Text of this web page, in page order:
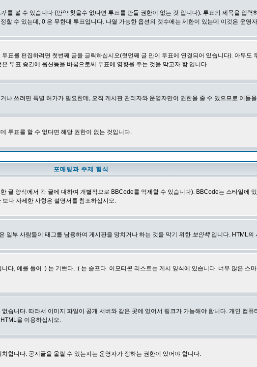
를 볼 수 있습니다 (만약 찾을수 없다면 투표를 만들 권한이 없는 것 입니다). 투표의 제목을 입력
할 수 있는데, 0 은 무한대 투표입니다. 나열 가능한 옵션의 갯수에는 제한이 있는데 이것은 운영
표를 편집하려면 첫번째 글을 글릭하십시오(첫먼째 글 만이 투표에 연결되어 있습니다). 아무도
투표 중간에 옵션등을 바꿈으로써 투표에 영향을 주는 것을 막고자 함 입니다
쓰려면 특별 허가가 필요한데, 오직 게시판 관리자와 운영자만이 권한을 줄 수 있으므로 이들
투표를 할 수 없다면 해당 권한이 없는 것입니다.
포매팅과 주제 형식
글 양식에서 각 글에 대하여 개별적으로 BBCode를 억제할 수 있습니다). BBCode는 스타일에
다 자세한 사항은 설명서를 참조하십시오.
일부 사람들이 태그를 남용하여 게시판을 망치거나 하는 것을 막기 위한 보안책입니다. HTML의
다, 예를 들어 :) 는 기쁘다, :( 는 슬프다. 이모티콘 리스트는 게시 양식에 있습니다. 너무 많은 스
습니다. 따라서 이미지 파일이 공개 서버와 같은 곳에 있어서 링크가 가능해야 합니다. 개인 컴
을 이용하십시오.
합니다. 공지글을 올릴 수 있는지는 운영자가 정하는 권한이 있어야 합니다.